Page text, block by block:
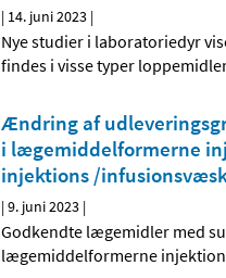
| 14. juni 2023 |
Nye studier i laboratoriedyr
findes i visse typer
Ændring af
i lægemiddelformerne
injektions /
|9. juni 2023 |
Godkendte lægemidler med
lægemiddelformerne